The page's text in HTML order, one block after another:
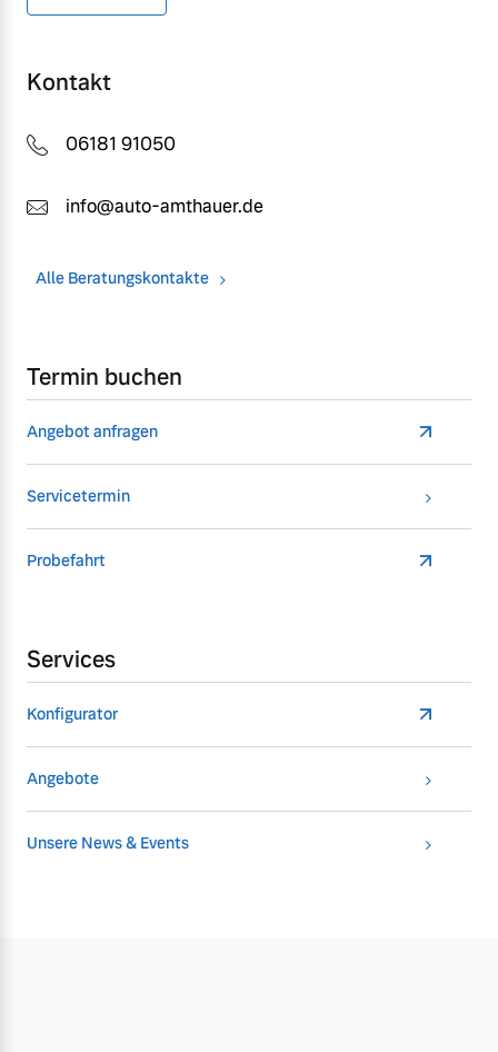
Kontakt
06181 91050
info@auto-amthauer.de
Alle Beratungskontakte
Termin buchen
Angebot anfragen
Servicetermin
Probefahrt
Services
Konfigurator
Angebote
Unsere News & Events